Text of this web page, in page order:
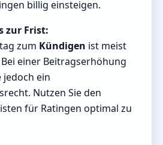
billig einsteigen.
zur Frist:
zum Kündigen ist meist
einer Beitragserhöhung
jedoch ein
Nutzen Sie den
für Ratingen optimal zu